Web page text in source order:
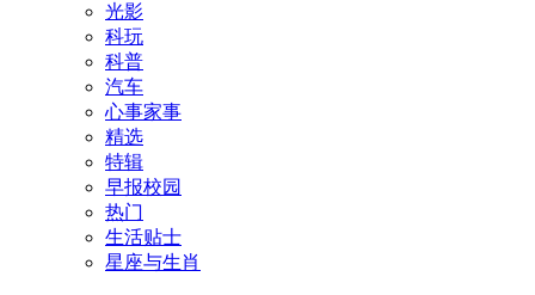
光影
科玩
科普
汽车
心事家事
精选
特辑
早报校园
热门
生活贴士
星座与生肖